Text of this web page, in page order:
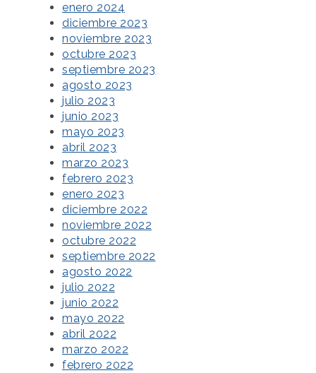
enero 2024
diciembre 2023
noviembre 2023
octubre 2023
septiembre 2023
agosto 2023
julio 2023
junio 2023
mayo 2023
abril 2023
marzo 2023
febrero 2023
enero 2023
diciembre 2022
noviembre 2022
octubre 2022
septiembre 2022
agosto 2022
julio 2022
junio 2022
mayo 2022
abril 2022
marzo 2022
febrero 2022